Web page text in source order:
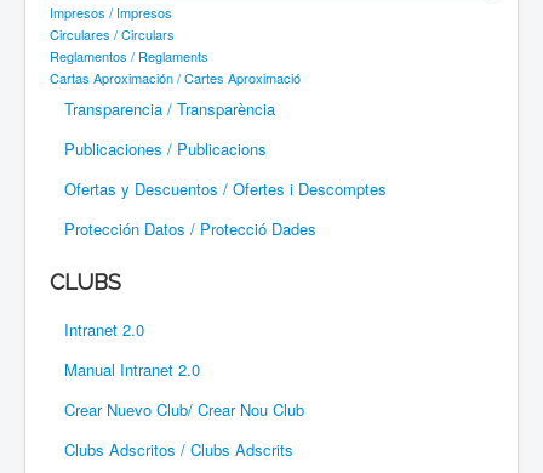
Impresos / Impresos
Circulares / Circulars
Reglamentos / Reglaments
Cartas Aproximación / Cartes Aproximació
Transparencia / Transparència
Publicaciones / Publicacions
Ofertas y Descuentos / Ofertes i Descomptes
Protección Datos / Protecció Dades
CLUBS
Intranet 2.0
Manual Intranet 2.0
Crear Nuevo Club/ Crear Nou Club
Clubs Adscritos / Clubs Adscrits